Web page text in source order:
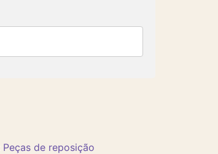
Peças de reposição